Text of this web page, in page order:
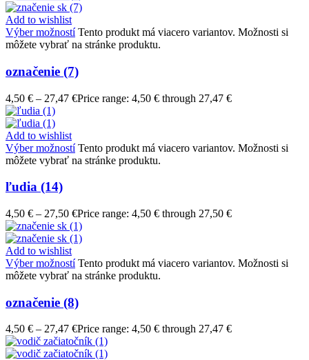
Add to wishlist
Výber možností Tento produkt má viacero variantov. Možnosti si
môžete vybrať na stránke produktu.
označenie (7)
4,50 € – 27,47 €Price range: 4,50 € through 27,47 €
Add to wishlist
Výber možností Tento produkt má viacero variantov. Možnosti si
môžete vybrať na stránke produktu.
ľudia (14)
4,50 € – 27,50 €Price range: 4,50 € through 27,50 €
Add to wishlist
Výber možností Tento produkt má viacero variantov. Možnosti si
môžete vybrať na stránke produktu.
označenie (8)
4,50 € – 27,47 €Price range: 4,50 € through 27,47 €